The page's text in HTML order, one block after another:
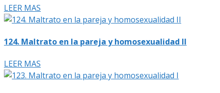
LEER MAS
124. Maltrato en la pareja y homosexualidad II
LEER MAS